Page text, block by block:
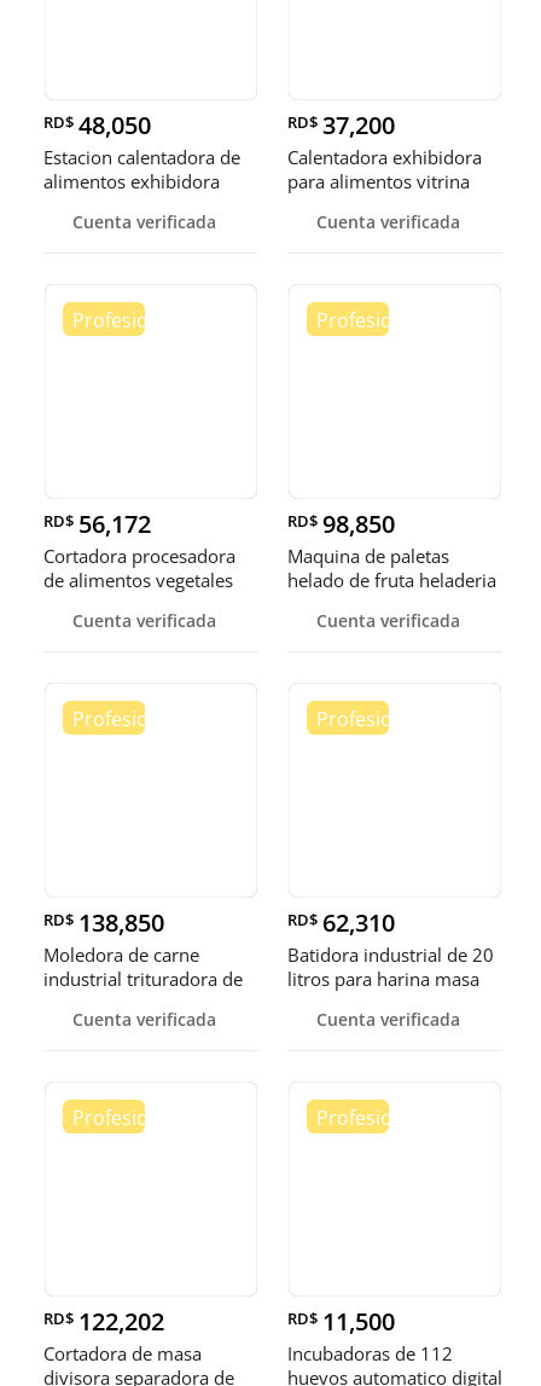
RD$ 48,050
Estacion calentadora de
alimentos exhibidora
Cuenta verificada
RD$ 37,200
Calentadora exhibidora
para alimentos vitrina
Cuenta verificada
RD$ 56,172
Cortadora procesadora
de alimentos vegetales
Cuenta verificada
RD$ 98,850
Maquina de paletas
helado de fruta heladeria
Cuenta verificada
RD$ 138,850
Moledora de carne
industrial trituradora de
Cuenta verificada
RD$ 62,310
Batidora industrial de 20
litros para harina masa
Cuenta verificada
RD$ 122,202
Cortadora de masa
divisora separadora de
RD$ 11,500
Incubadoras de 112
huevos automatico digital